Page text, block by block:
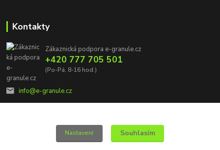
Kontakty
Zákaznická podpora e-granule.cz
+420 777 705 501
(Po-Pá, 8-16 hod.)
info@e-granule.cz
Nastavení Souhlasím